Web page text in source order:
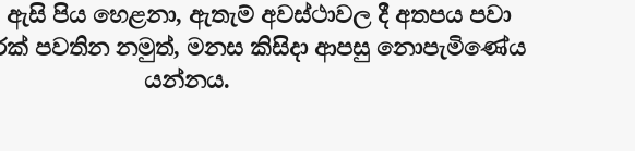
පිය හෙළනා, ඇතැම් අවස්ථාවල දී අතපය පවා
පවතින නමුත්, මනස කිසිදා ආපසු නොපැමිණේය
යන්නය.